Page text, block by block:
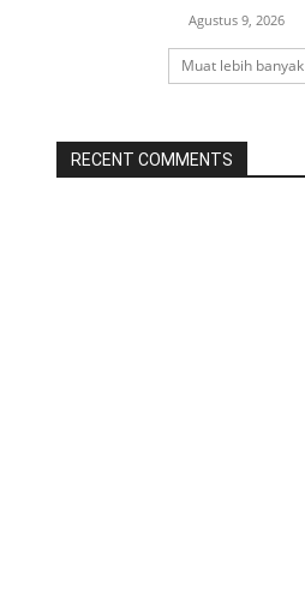
Agustus 9, 2026
Muat lebih banyak
RECENT COMMENTS